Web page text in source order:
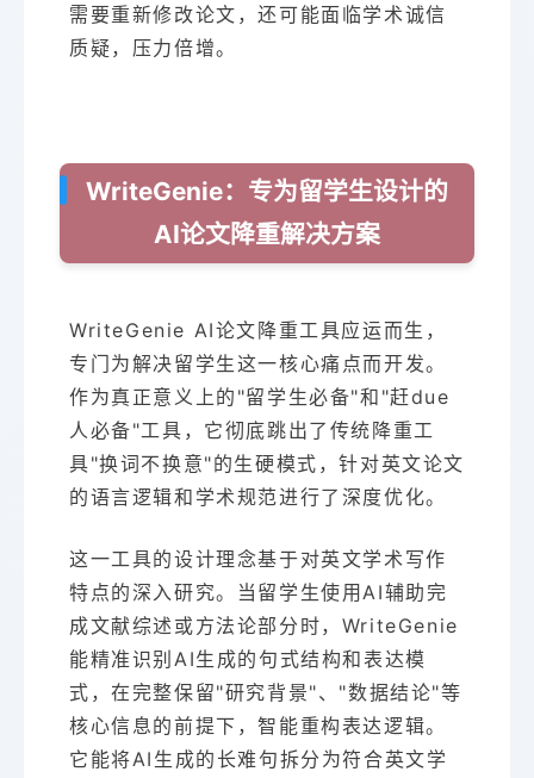
需要重新修改论文，还可能面临学术诚信
质疑，压力倍增。
WriteGenie：专为留学生设计的
AI论文降重解决方案
WriteGenie AI论文降重工具应运而生，
专门为解决留学生这一核心痛点而开发。
作为真正意义上的"留学生必备"和"赶due
人必备"工具，它彻底跳出了传统降重工
具"换词不换意"的生硬模式，针对英文论文
的语言逻辑和学术规范进行了深度优化。
这一工具的设计理念基于对英文学术写作
特点的深入研究。当留学生使用AI辅助完
成文献综述或方法论部分时，WriteGenie
能精准识别AI生成的句式结构和表达模
式，在完整保留"研究背景"、"数据结论"等
核心信息的前提下，智能重构表达逻辑。
它能将AI生成的长难句拆分为符合英文学